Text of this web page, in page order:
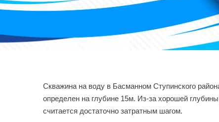
Скважина на воду в Басманном Ступинского
определен на глубине 15м. Из-за хорошей
считается достаточно затратным шагом.